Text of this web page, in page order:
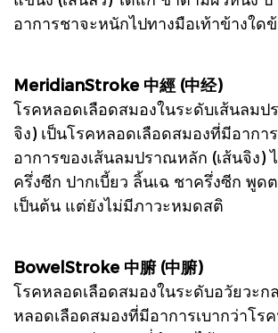
อาการชาจะหนักไปทางมือเท้าข้างใด
MeridianStroke 中經 (中经)
โรคหลอดเลือดสมองในระดับเส้นลมป
จิง) เป็นโรคหลอดเลือดสมองที่มีอากา
อาการของเส้นลมปราณหลัก (เส้นจิง)
ครึ่งซีก ปากเบี้ยว ลิ้นเฉ ชาครึ่งซีก พูด
เป็นต้น แต่ยังไม่มีภาวะหมดสติ
BowelStroke 中腑 (中腑)
โรคหลอดเลือดสมองในระดับอวัยวะก
หลอดเลือดสมองที่มีอาการเบากว่าโร